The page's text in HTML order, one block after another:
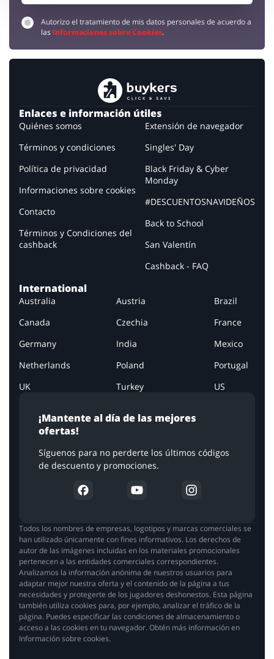
Autorizo el tratamiento de mis datos personales de acuerdo a
las Informaciones sobre Cookies.
¡Mantente al día de las mejores
ofertas!
Síguenos para no perderte los últimos códigos
de descuento y promociones.
Enlaces e información útiles
Quiénes somos
Términos y condiciones
Política de privacidad
Informaciones sobre cookies
Contacto
Términos y Condiciones del
cashback
Extensión de navegador
Singles' Day
Black Friday & Cyber
Monday
#DESCUENTOSNAVIDEÑOS
Back to School
San Valentín
Cashback - FAQ
International
Australia Austria
Brazil
Canada
Czechia
France
Germany
India
Mexico
Netherlands
Poland
Portugal
UK
Turkey US
Todos los nombres de empresas, logotipos y marcas comerciales se
han utilizado únicamente con fines informativos. Los derechos de
autor de las imágenes incluidas en los materiales promocionales
pertenecen a las entidades comerciales correspondientes.
Analizamos la información anónima de nuestros usuarios para
adaptar mejor nuestra oferta y el contenido de la página a tus
necesidades y protegerte de los jugadores deshonestos. Esta página
también utiliza cookies para, por ejemplo, analizar el tráfico de la
página. Puedes especificar las condiciones de almacenamiento o
acceso a las cookies en tu navegador. Obtén más información en
Información sobre cookies.